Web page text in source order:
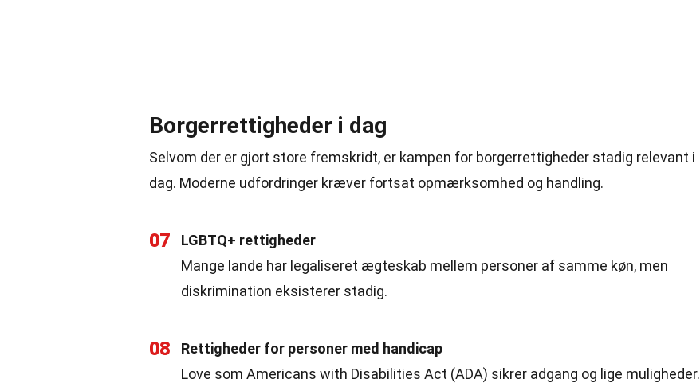
Borgerrettigheder i dag
Selvom der er gjort store fremskridt, er kampen for borgerrettigheder stadig relevant i
dag. Moderne udfordringer kræver fortsat opmærksomhed og handling.
07
LGBTQ+ rettigheder
Mange lande har legaliseret ægteskab mellem personer af samme køn, men
diskrimination eksisterer stadig.
08
Rettigheder for personer med handicap
Love som Americans with Disabilities Act (ADA) sikrer adgang og lige muligheder.